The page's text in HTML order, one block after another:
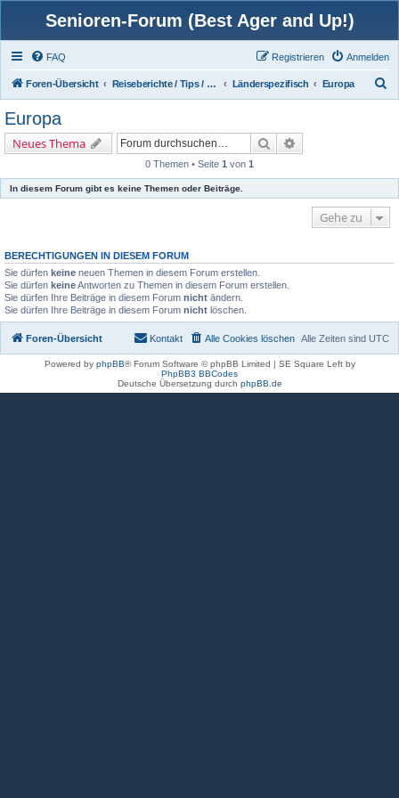
Senioren-Forum (Best Ager and Up!)
FAQ Anmelden
Registrieren
Foren-Übersicht Reiseberichte / Tips / Travelpartner Länderspezifisch Europa
Europa
Neues Thema Suche
0 Themen • Seite 1 von 1
In diesem Forum gibt es keine Themen oder Beiträge.
Gehe zu
BERECHTIGUNGEN IN DIESEM FORUM
Sie dürfen keine neuen Themen in diesem Forum erstellen.
Sie dürfen keineAntworten zu Themen in diesem Forum erstellen.
Sie dürfen Ihre Beiträge in diesem Forum nicht ändern.
Sie dürfen Ihre Beiträge in diesem Forum nicht löschen.
Foren-Übersicht Alle Zeiten sind UTC
Alle Cookies löschen
Kontakt
Powered by phpBB® Forum Software © phpBB Limited | SE Square Left by
PhpBB3 BBCodes
Deutsche Übersetzung durch phpBB.de